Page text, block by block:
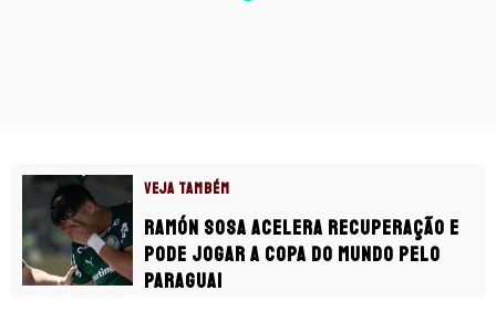
VEJA TAMBÉM
Ramón Sosa acelera recuperação e
pode jogar a Copa do Mundo pelo
Paraguai